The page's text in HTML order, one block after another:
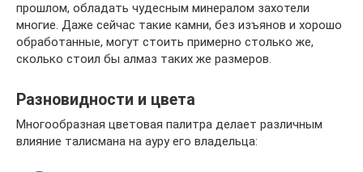
прошлом, обладать чудесным минералом захотели
многие. Даже сейчас такие камни, без изъянов и хорошо
обработанные, могут стоить примерно столько же,
сколько стоил бы алмаз таких же размеров.
Разновидности и цвета
Многообразная цветовая палитра делает различным
влияние талисмана на ауру его владельца: